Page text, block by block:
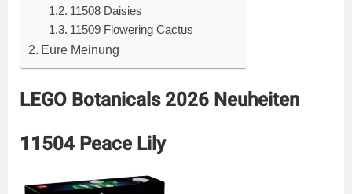
11508 Daisies
11509 Flowering Cactus
Eure Meinung
LEGO Botanicals 2026 Neuheiten
11504 Peace Lily